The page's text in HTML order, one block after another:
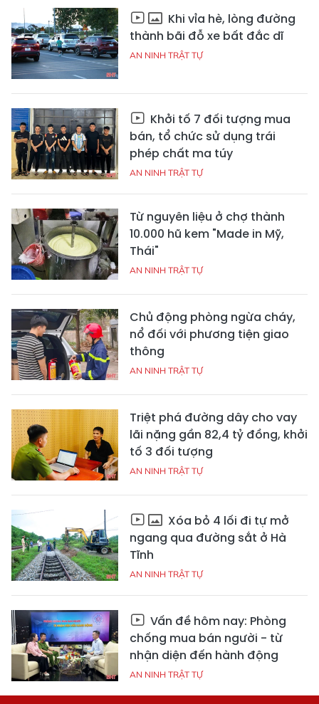
Khi vỉa hè, lòng đường
thành bãi đỗ xe bất đắc dĩ
AN NINH TRẬT TỰ
Khởi tố 7 đối tượng mua
bán, tổ chức sử dụng trái
phép chất ma túy
AN NINH TRẬT TỰ
Từ nguyên liệu ở chợ thành
10.000 hũ kem "Made in Mỹ,
Thái"
AN NINH TRẬT TỰ
Chủ động phòng ngừa cháy,
nổ đối với phương tiện giao
thông
AN NINH TRẬT TỰ
Triệt phá đường dây cho vay
lãi nặng gần 82,4 tỷ đồng, khởi
tố 3 đối tượng
AN NINH TRẬT TỰ
Xóa bỏ 4 lối đi tự mở
ngang qua đường sắt ở Hà
Tĩnh
AN NINH TRẬT TỰ
Vấn đề hôm nay: Phòng
chống mua bán người - từ
nhận diện đến hành động
AN NINH TRẬT TỰ